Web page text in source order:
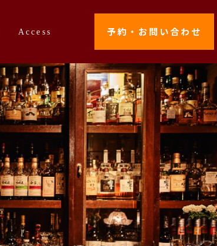
Access 予約・お問い合わせ